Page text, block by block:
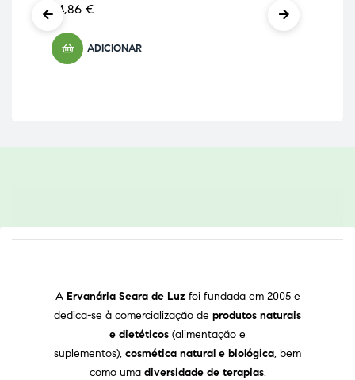
24,86 €
ADICIONAR
A Ervanária Seara de Luz foi fundada em 2005 e
dedica-se à comercialização de produtos naturais
e dietéticos (alimentação e
suplementos), cosmética natural e biológica, bem
como uma diversidade de terapias.